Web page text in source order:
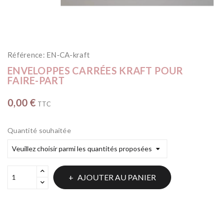
Référence: EN-CA-kraft
ENVELOPPES CARRÉES KRAFT POUR
FAIRE-PART
0,00 € TTC
Quantité souhaitée
AJOUTER AU PANIER